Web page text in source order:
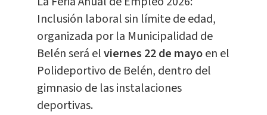
Inclusión laboral sin límite de edad,
organizada por la Municipalidad de
Belén será elviernes 22 de mayoen el
Polideportivo de Belén, dentro del
gimnasio de las instalaciones
deportivas.